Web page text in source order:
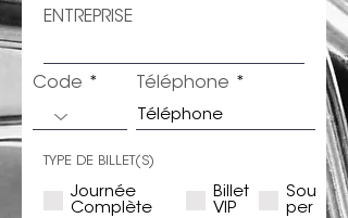
ENTREPRISE
Code Téléphone
TYPE DE BILLET(S)
Journée
Complète
Billet
VIP
Sou
per